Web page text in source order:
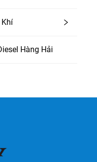
Khí
Hàng Hải